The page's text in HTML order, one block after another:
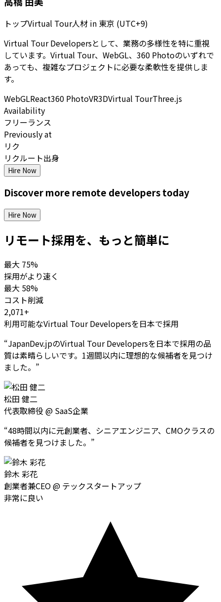
トップVirtual Tour人材 in 東京 (UTC+9)
Virtual Tour Developersとして、業務の多様性を特に重視
しています。Virtual Tour、WebGL、360 Photoのいずれで
あっても、複雑なプロジェクトに必要な柔軟性を提供しま
す。
WebGLReact360 PhotoVR3DVirtual TourThree.js
Availability
フリーランス
Previously at
リク
リクルート出身
Hire Now
Discover more remote developerstoday
Hire Now
リモート採用を、もっと簡単に
最大 75%
採用がより速く
最大 58%
コスト削減
2,071+
利用可能なVirtual Tour Developersを日本で採用
“JapanDev.jpのVirtual Tour Developersを日本で採用の品
質は素晴らしいです。1週間以内に理想的な候補者を見つけ
ました。 ”
松田 健二
代表取締役 @ SaaS企業
“48時間以内に元創業者、シニアエンジニア、CMOクラスの
候補者を見つけました。 ”
鈴木 彩花
創業者兼CEO@ テックスタートアップ
非常に良い